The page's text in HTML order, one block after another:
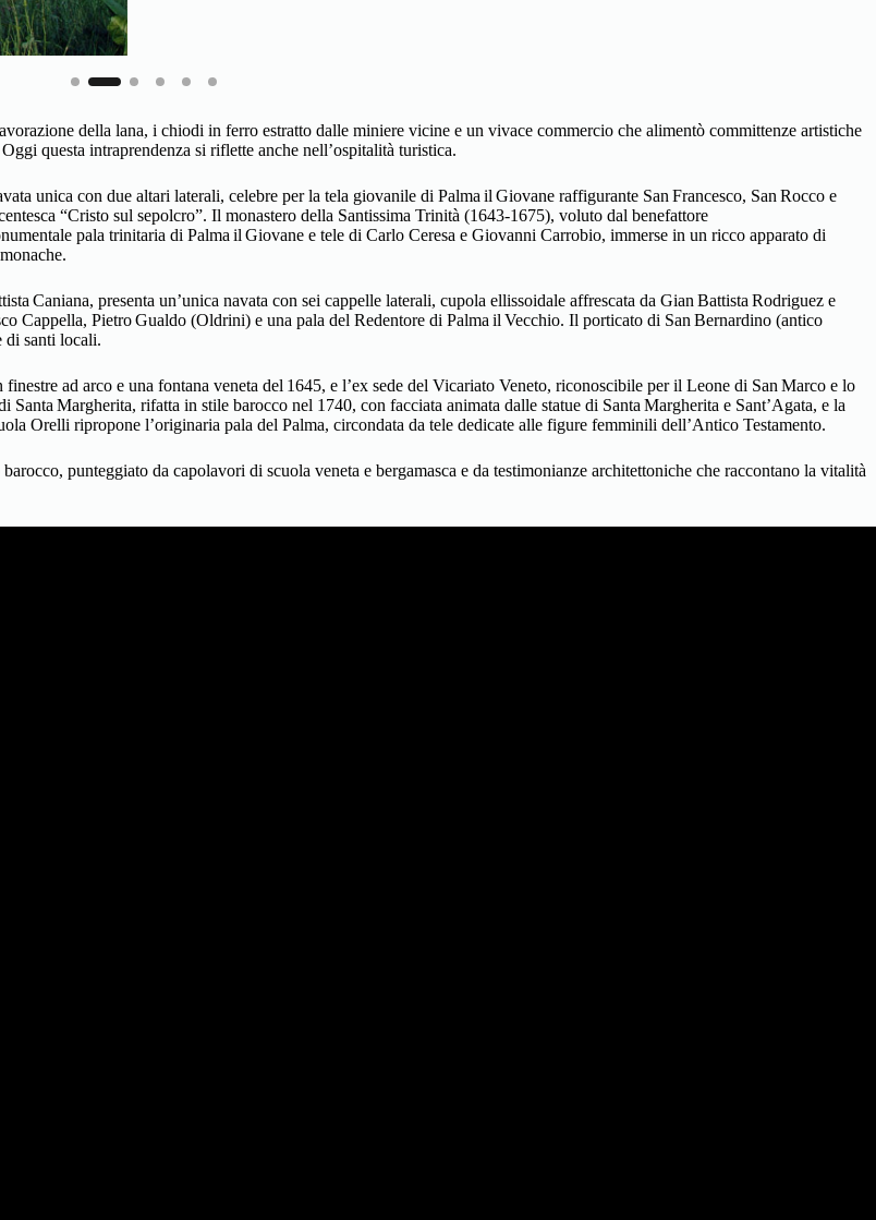
della lana, i chiodi in ferro estratto dalle miniere vicine e un vivace commercio che alimentò committenze artistiche
questa intraprendenza si riflette anche nell’ospitalità turistica.
unica con due altari laterali, celebre per la tela giovanile di Palma il Giovane raffigurante San Francesco, San Rocco e
“Cristo sul sepolcro”. Il monastero della Santissima Trinità (1643‑1675), voluto dal benefattore
pala trinitaria di Palma il Giovane e tele di Carlo Ceresa e Giovanni Carrobio, immerse in un ricco apparato di
Caniana, presenta un’unica navata con sei cappelle laterali, cupola ellissoidale affrescata da Gian Battista Rodriguez e
Cappella, Pietro Gualdo (Oldrini) e una pala del Redentore di Palma il Vecchio. Il porticato di San Bernardino (antico
di santi locali.
ad arco e una fontana veneta del 1645, e l’ex sede del Vicariato Veneto, riconoscibile per il Leone di San Marco e lo
Margherita, rifatta in stile barocco nel 1740, con facciata animata dalle statue di Santa Margherita e Sant’Agata, e la
Orelli ripropone l’originaria pala del Palma, circondata da tele dedicate alle figure femminili dell’Antico Testamento.
punteggiato da capolavori di scuola veneta e bergamasca e da testimonianze architettoniche che raccontano la vitalità